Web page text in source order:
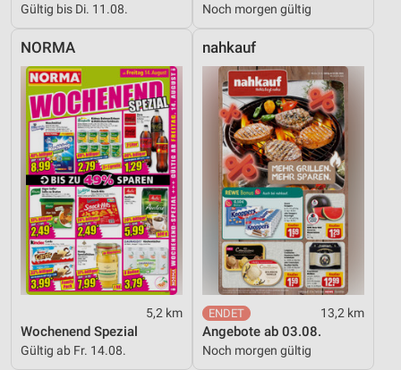
Gültig bis Di. 11.08. Noch morgen gültig
NORMA
5,2 km
Wochenend Spezial
Gültig ab Fr. 14.08.
nahkauf
13,2 km
Angebote ab 03.08.
Noch morgen gültig